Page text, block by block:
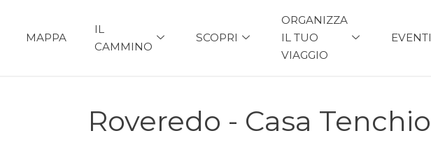
MAPPA
IL
CAMMINO
SCOPRI
ORGANIZZA
IL TUO
VIAGGIO
EVENTI
Roveredo - Casa Tenchio